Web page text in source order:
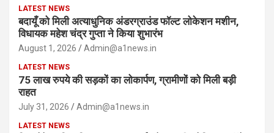
LATEST NEWS
बदायूँ को मिली अत्याधुनिक अंडरग्राउंड फॉल्ट लोकेशन मशीन,
विधायक महेश चंद्र गुप्ता ने किया शुभारंभ
August 1, 2026 Admin@a1news.in
LATEST NEWS
75 लाख रुपये की सड़कों का लोकार्पण, ग्रामीणों को मिली बड़ी
राहत
July 31, 2026 Admin@a1news.in
LATEST NEWS